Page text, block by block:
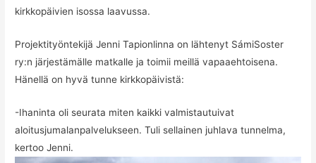
kirkkopäivien isossa laavussa.
Projektityöntekijä Jenni Tapionlinna on lähtenyt SámiSoster
ry:n järjestämälle matkalle ja toimii meillä vapaaehtoisena.
Hänellä on hyvä tunne kirkkopäivistä:
-Ihaninta oli seurata miten kaikki valmistautuivat
aloitusjumalanpalvelukseen. Tuli sellainen juhlava tunnelma,
kertoo Jenni.